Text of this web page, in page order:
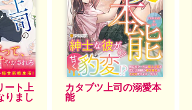
ート上
りまし
カタブツ上司の溺愛本
能